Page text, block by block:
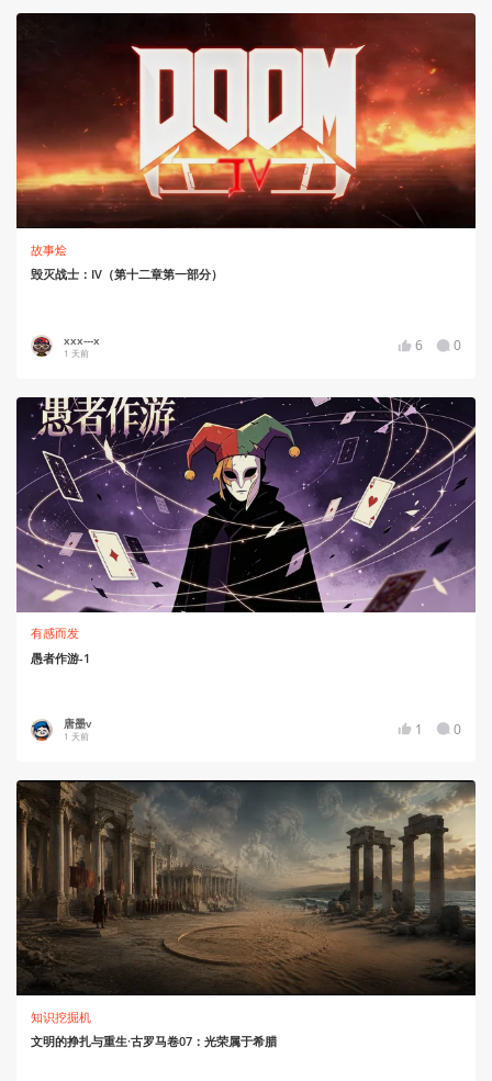
故事烩
毁灭战士：IV（第十二章第一部分）
xxx---x
1 天前 6 0
有感而发
愚者作游-1
唐墨v
1 天前 1 0
知识挖掘机
文明的挣扎与重生·古罗马卷07：光荣属于希腊